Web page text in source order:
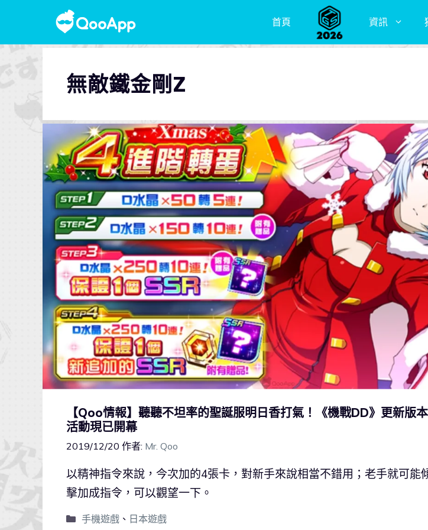
首頁 資訊
無敵鐵金剛Z
【Qoo情報】聽聽不坦率的聖誕服明日香打氣！《機戰DD》更新版
活動現已開幕
2019/12/20 作者: Mr. Qoo
以精神指令來說，今次加的4張卡，對新手來說相當不錯用；老手就可能
擊加成指令，可以觀望一下。
手機遊戲、 日本遊戲